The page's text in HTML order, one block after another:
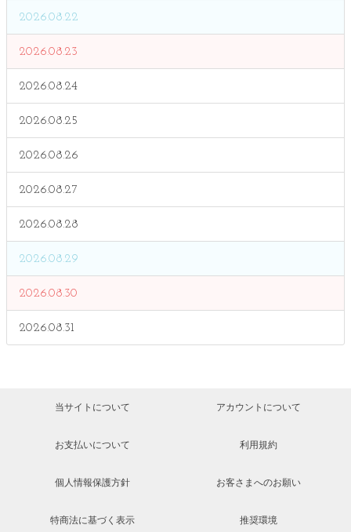
2026.08.22
2026.08.23
2026.08.24
2026.08.25
2026.08.26
2026.08.27
2026.08.28
2026.08.29
2026.08.30
2026.08.31
当サイトについて アカウントについて
お支払いについて 利用規約
個人情報保護方針 お客さまへのお願い
特商法に基づく表示 推奨環境